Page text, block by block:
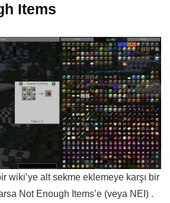
Items
wiki’ye alt sekme eklemeye karşı bir
Not Enough Items’e (veya NEI) .